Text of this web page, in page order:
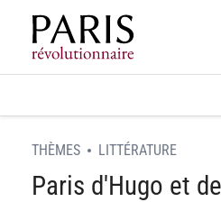
Home
THÈMES LITTÉRATURE
Paris d'Hugo et